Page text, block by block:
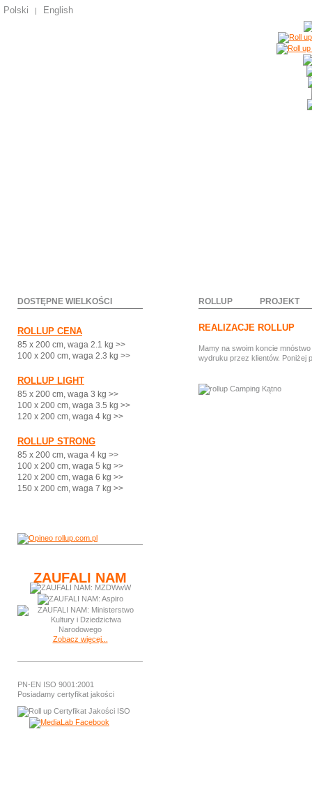
Polski | English
DOSTĘPNE WIELKOŚCI
ROLLUP CENA
85 x 200 cm, waga 2.1 kg >>
100 x 200 cm, waga 2.3 kg >>
ROLLUP LIGHT
85 x 200 cm, waga 3 kg >>
100 x 200 cm, waga 3.5 kg >>
120 x 200 cm, waga 4 kg >>
ROLLUP STRONG
85 x 200 cm, waga 4 kg >>
100 x 200 cm, waga 5 kg >>
120 x 200 cm, waga 6 kg >>
150 x 200 cm, waga 7 kg >>
ZAUFALI NAM
Zobacz więcej...
PN-EN ISO 9001:2001
Posiadamy certyfikat jakości
ROLLUP PROJEKT
REALIZACJE ROLLUP
Mamy na swoim koncie
wydruku przez klientów. Poniżej